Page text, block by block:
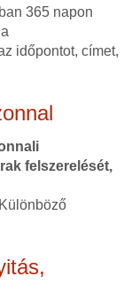
365 napon
időpontot, címet,
felszerelését,